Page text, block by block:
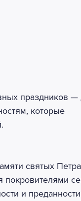
праздников
которые
святых
покровителями
и